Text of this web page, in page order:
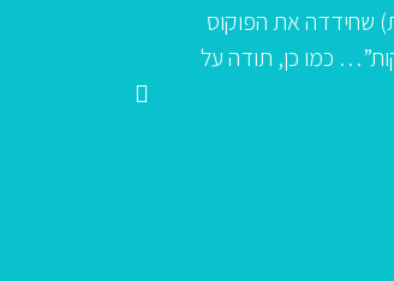
שחידדה את הפוקוס
כמו כן, תודה על